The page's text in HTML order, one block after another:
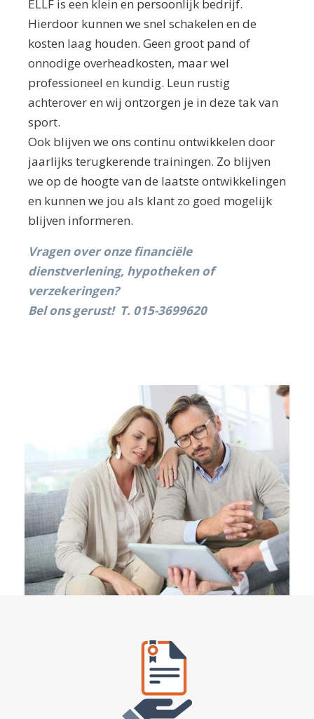
ELLF is een klein en persoonlijk bedrijf.
Hierdoor kunnen we snel schakelen en de
kosten laag houden. Geen groot pand of
onnodige overheadkosten, maar wel
professioneel en kundig. Leun rustig
achterover en wij ontzorgen je in deze tak van
sport.
Ook blijven we ons continu ontwikkelen door
jaarlijks terugkerende trainingen. Zo blijven
we op de hoogte van de laatste ontwikkelingen
en kunnen we jou als klant zo goed mogelijk
blijven informeren.
Vragen over onze financiële
dienstverlening, hypotheken of
verzekeringen?
Bel ons gerust! T. 015-3699620